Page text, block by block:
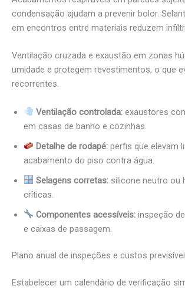
condensação ajudam a prevenir bolor.
em encontros entre materiais reduzem
Ventilação cruzada e exaustão em zonas
umidade e protegem revestimentos, o que
recorrentes.
Ventilação controlada:exaustores
em casas de banho e cozinhas.
Detalhe de rodapé:perfis que elevam
acabamento do piso contra água.
Selagens corretas:silicone neutro ou
críticas.
Componentes acessíveis:inspeção
e caixas de passagem.
Plano anual de inspeções e custos
Estabelecer um calendário de verificação